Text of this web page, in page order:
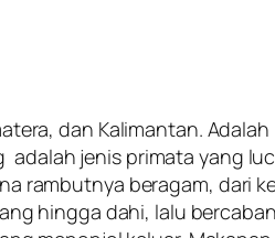
dan Kalimantan.
adalah jenis primata yang
rambutnya beragam, dari
hingga dahi, lalu